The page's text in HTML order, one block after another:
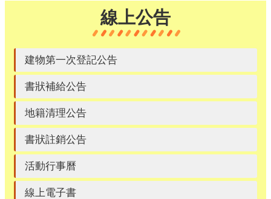
線上公告
建物第一次登記公告
書狀補給公告
地籍清理公告
書狀註銷公告
活動行事曆
線上電子書